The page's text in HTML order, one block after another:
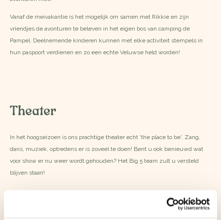
Vanaf de meivakantie is het mogelijk om samen met Rikkie en zijn
vriendjes de avonturen te beleven in het eigen bos van camping de
Pampel. Deelnemende kinderen kunnen met elke activiteit stempels in
hun paspoort verdienen en zo een echte Veluwse held worden!
Theater
In het hoogseizoen is ons prachtige theater echt 'the place to be'. Zang,
dans, muziek, optredens er is zoveel te doen! Bent u ook benieuwd wat
voor show er nu weer wordt gehouden? Het Big 5 team zult u versteld
blijven staan!